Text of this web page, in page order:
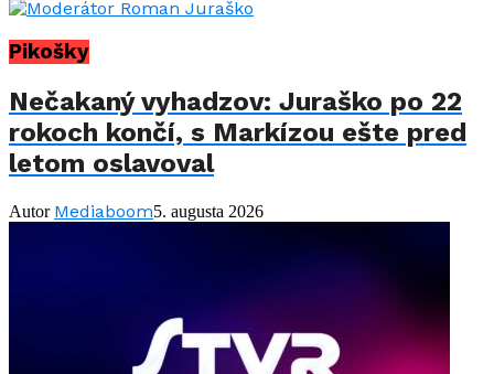
Pikošky
Nečakaný vyhadzov: Juraško po 22
rokoch končí, s Markízou ešte pred
letom oslavoval
Autor Mediaboom5. augusta 2026